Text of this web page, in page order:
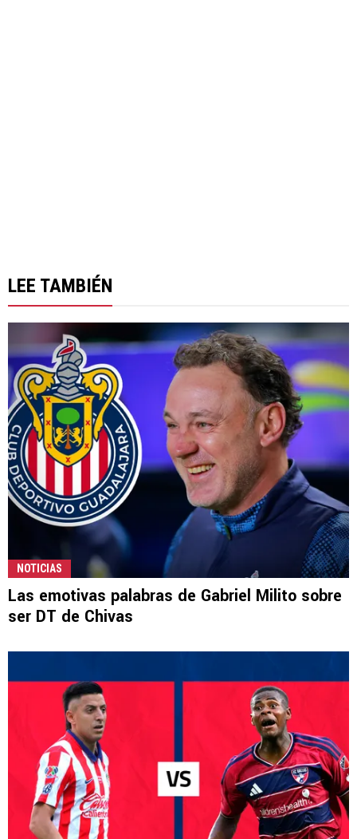
LEE TAMBIÉN
NOTICIAS
Las emotivas palabras de Gabriel Milito sobre
ser DT de Chivas